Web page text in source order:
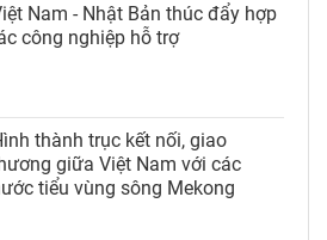
Nam - Nhật Bản thúc đẩy hợp
công nghiệp hỗ trợ
thành trục kết nối, giao
giữa Việt Nam với các
tiểu vùng sông Mekong